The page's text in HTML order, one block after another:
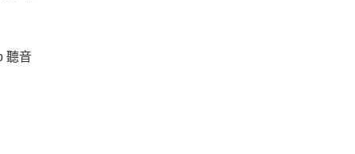
聽音